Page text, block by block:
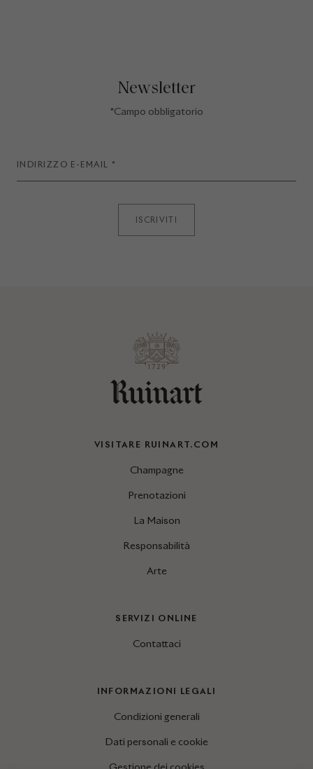
Newsletter
*Campo obbligatorio
ISCRIVITI
VISITARE RUINART.COM
Champagne
Prenotazioni
La Maison
Responsabilità
Arte
SERVIZI ONLINE
Contattaci
INFORMAZIONI LEGALI
Condizioni generali
Dati personali e cookie